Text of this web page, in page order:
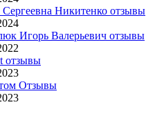
Никитенко отзывы
Игорь Валерьевич отзывы
отзывы
Отзывы